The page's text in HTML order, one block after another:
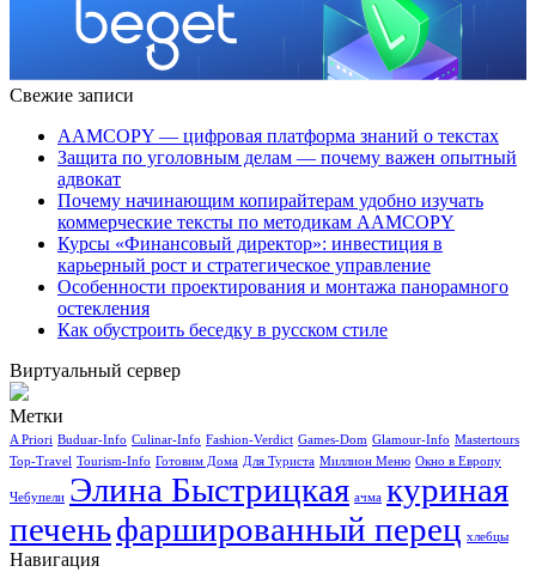
Свежие записи
AAMCOPY — цифровая платформа знаний о текстах
Защита по уголовным делам — почему важен опытный
адвокат
Почему начинающим копирайтерам удобно изучать
коммерческие тексты по методикам AAMCOPY
Курсы «Финансовый директор»: инвестиция в
карьерный рост и стратегическое управление
Особенности проектирования и монтажа панорамного
остекления
Как обустроить беседку в русском стиле
Виртуальный сервер
Метки
A Priori Buduar-Info Culinar-Info Fashion-Verdict Games-Dom Glamour-Info Mastertours
Top-Travel Tourism-Info Готовим Дома Для Туриста Миллион Меню Окно в Европу
Чебупели Элина Быстрицкая ачма куриная
печеньфаршированный перец хлебцы
Навигация